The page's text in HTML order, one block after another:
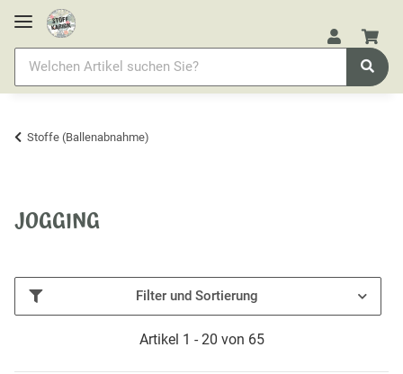
Stoffe (Ballenabnahme)
JOGGING
Filter und Sortierung
Artikel 1 - 20 von 65